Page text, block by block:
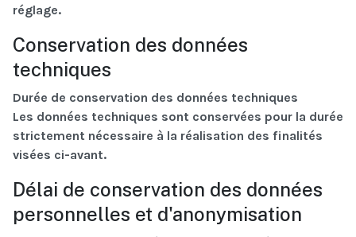
réglage.
Conservation des données
techniques
Durée de conservation des données techniques
Les données techniques sont conservées pour la durée
strictement nécessaire à la réalisation des finalités
visées ci-avant.
Délai de conservation des données
personnelles et d'anonymisation